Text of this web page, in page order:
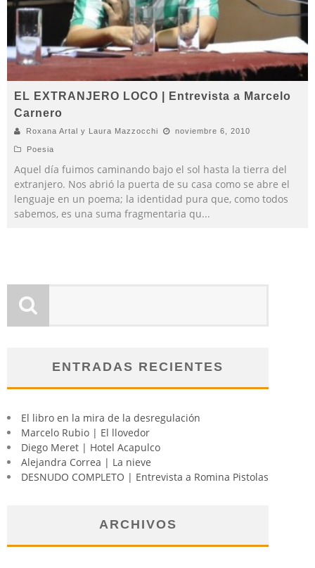
EL EXTRANJERO LOCO | Entrevista a Marcelo
Carnero
Roxana Artal y Laura Mazzocchi noviembre 6, 2010
Poesia
Aquel día fuimos caminando bajo el sol hasta la tierra del
extranjero. Nos abrió la puerta de su casa como se abre el
lenguaje en un poema; la identidad pura que, como todos
sabemos, es una suma fragmentaria qu...
ENTRADAS RECIENTES
El libro en la mira de la desregulación
Marcelo Rubio | El llovedor
Diego Meret | Hotel Acapulco
Alejandra Correa | La nieve
DESNUDO COMPLETO | Entrevista a Romina Pistolas
ARCHIVOS